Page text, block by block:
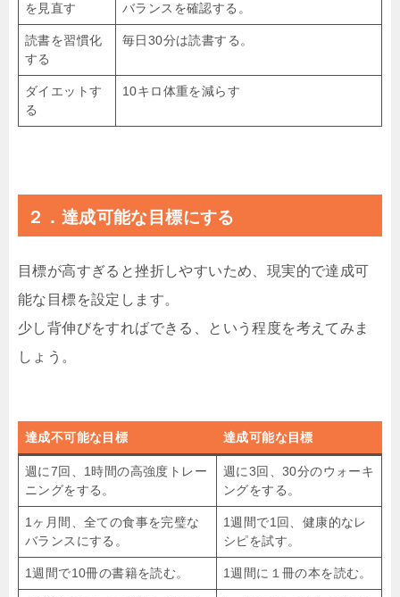
を見直す
バランスを確認する。
読書を習慣化
する
毎日30分は読書する。
ダイエットす
る
10キロ体重を減らす
２．達成可能な目標にする
目標が高すぎると挫折しやすいため、現実的で達成可
能な目標を設定します。
少し背伸びをすればできる、という程度を考えてみま
しょう。
達成不可能な目標 達成可能な目標
週に7回、1時間の高強度トレー
ニングをする。
週に3回、30分のウォーキ
ングをする。
1ヶ月間、全ての食事を完璧な
バランスにする。
1週間で1回、健康的なレ
シピを試す。
1週間で10冊の書籍を読む。 1週間に１冊の本を読む。